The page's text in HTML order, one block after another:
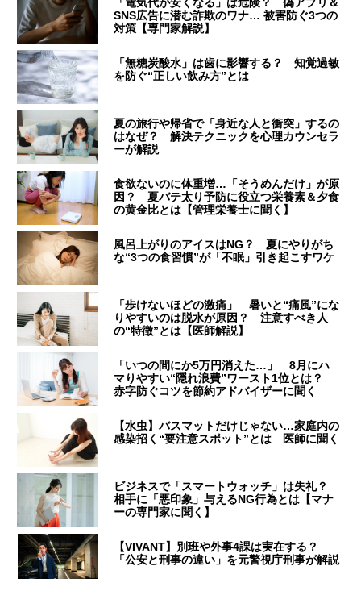
SNS広告に潜む詐欺のワナ… 被害防ぐ3つの
対策【専門家解説】
「無糖炭酸水」は歯に影響する？ 知覚過敏
を防ぐ“正しい飲み方”とは
夏の旅行や帰省で「身近な人と衝突」するの
はなぜ？ 解決テクニックを心理カウンセラ
ーが解説
食欲ないのに体重増…「そうめんだけ」が原
因？ 夏バテ太り予防に役立つ栄養素＆夕食
の黄金比とは【管理栄養士に聞く】
風呂上がりのアイスはNG？ 夏にやりがち
な“3つの食習慣”が「不眠」引き起こすワケ
「歩けないほどの激痛」 暑いと“痛風”にな
りやすいのは脱水が原因？ 注意すべき人
の“特徴”とは【医師解説】
「いつの間にか5万円消えた…」 8月にハ
マりやすい“隠れ浪費”ワースト1位とは？
赤字防ぐコツを節約アドバイザーに聞く
【水虫】バスマットだけじゃない…家庭内の
感染招く“要注意スポット”とは 医師に聞く
ビジネスで「スマートウォッチ」は失礼？
相手に「悪印象」与えるNG行為とは【マナ
ーの専門家に聞く】
【VIVANT】別班や外事4課は実在する？
「公安と刑事の違い」を元警視庁刑事が解説